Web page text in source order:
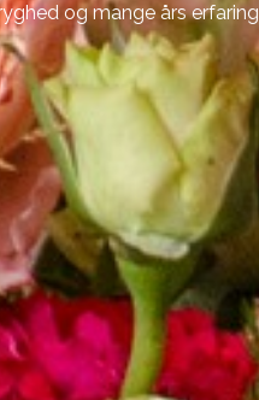
og mange års erfaring